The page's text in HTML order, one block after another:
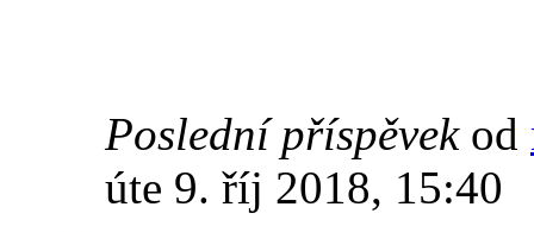
Poslední příspěvek od
úte 9. říj 2018, 15:40